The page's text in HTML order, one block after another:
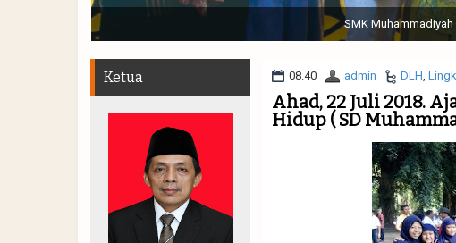
Sabtu, 19 November 2022. (dari kiri) Pertunjukan Tapak Suci
Muhammadiyah 48 ||
08.40 admin DLH,
Ahad, 22 Juli 2018.
Hidup ( SD
Ketua